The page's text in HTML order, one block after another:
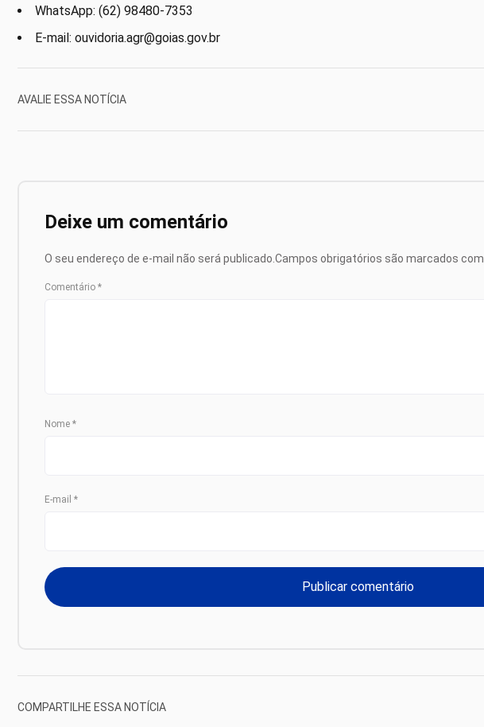
WhatsApp: (62) 98480-7353
E-mail: ouvidoria.agr@goias.gov.br
AVALIE ESSA NOTÍCIA
Deixe um comentário
O seu endereço de e-mail não será publicado.Campos obrigatórios são marcados com
Comentário *
Nome *
E-mail *
COMPARTILHE ESSA NOTÍCIA